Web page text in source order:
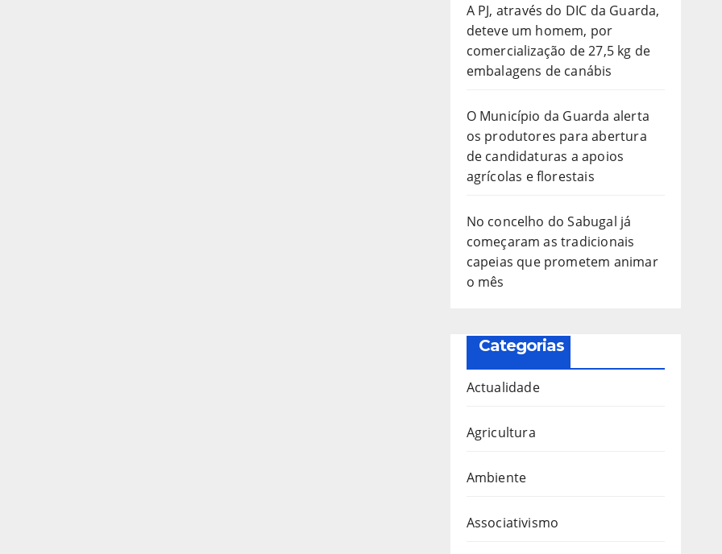
A PJ, através do DIC da Guarda,
deteve um homem, por
comercialização de 27,5 kg de
embalagens de canábis
O Município da Guarda alerta
os produtores para abertura
de candidaturas a apoios
agrícolas e florestais
No concelho do Sabugal já
começaram as tradicionais
capeias que prometem animar
o mês
Categorias
Actualidade
Agricultura
Ambiente
Associativismo